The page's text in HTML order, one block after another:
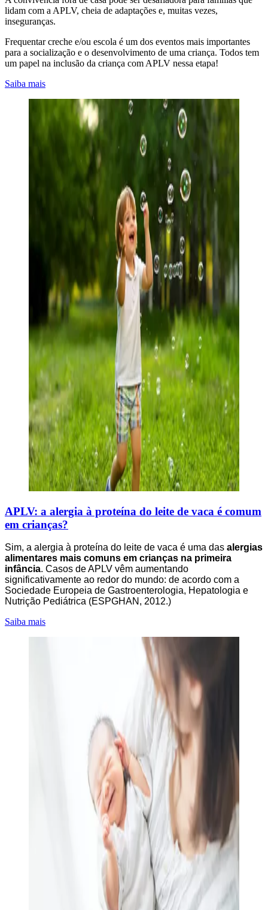
lidam com a APLV, cheia de adaptações e, muitas vezes,
inseguranças.
Frequentar creche e/ou escola é um dos eventos mais importantes
para a socialização e o desenvolvimento de uma criança. Todos tem
um papel na inclusão da criança com APLV nessa etapa!
Saiba mais
APLV: a alergia à proteína do leite de vaca é comum
em crianças?
Sim, a alergia à proteína do leite de vaca é uma das alergias
alimentares mais comuns em crianças na primeira
infância. Casos de APLV vêm aumentando
significativamente ao redor do mundo: de acordo com a
Sociedade Europeia de Gastroenterologia, Hepatologia e
Nutrição Pediátrica (ESPGHAN, 2012.)
Saiba mais